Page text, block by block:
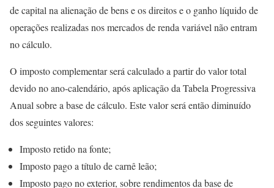
de capital na alienação de bens e os direitos e o ganho líquido de
operações realizadas nos mercados de renda variável não entram
no cálculo.
O imposto complementar será calculado a partir do valor total
devido no ano-calendário, após aplicação da Tabela Progressiva
Anual sobre a base de cálculo. Este valor será então diminuído
dos seguintes valores:
Imposto retido na fonte;
Imposto pago a título de carnê leão;
Imposto pago no exterior, sobre rendimentos da base de